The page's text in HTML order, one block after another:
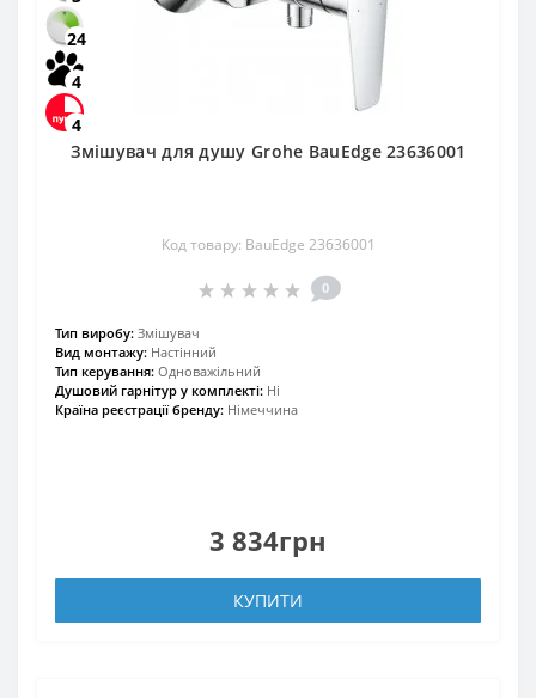
24
4
4
Змішувач для душу Grohe BauEdge 23636001
Код товару: BauEdge 23636001
0
Тип виробу: Змішувач
Вид монтажу: Настінний
Тип керування: Одноважільний
Душовий гарнітур у комплекті: Ні
Країна реєстрації бренду: Німеччина
3 834грн
КУПИТИ